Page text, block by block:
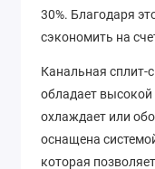
30%. Благодаря
сэкономить на
Канальная сплит-
обладает
охлаждает или
оснащена
которая